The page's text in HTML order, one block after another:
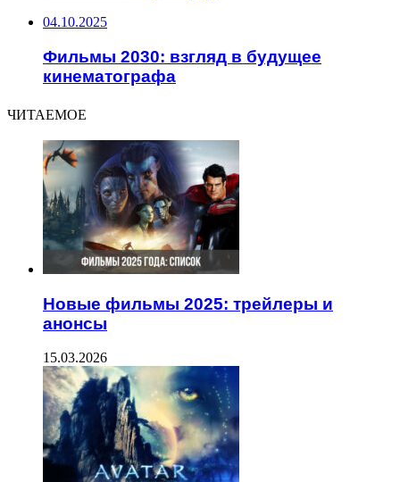
04.10.2025
Фильмы 2030: взгляд в будущее
кинематографа
ЧИТАЕМОЕ
Новые фильмы 2025: трейлеры и
анонсы
15.03.2026